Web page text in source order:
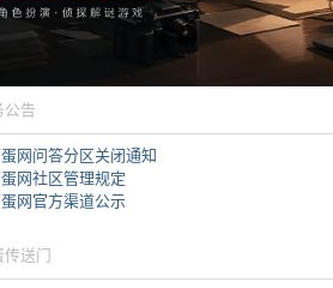
公告
网问答分区关闭通知
网社区管理规定
网官方渠道公示
传送门